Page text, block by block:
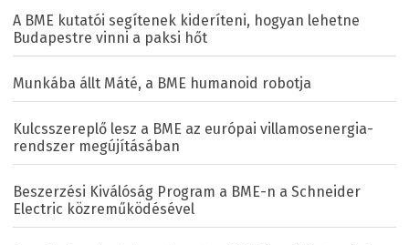
A BME kutatói segítenek kideríteni, hogyan lehetne
Budapestre vinni a paksi hőt
Munkába állt Máté, a BME humanoid robotja
Kulcsszereplő lesz a BME az európai villamosenergia-
rendszer megújításában
Beszerzési Kiválóság Program a BME-n a Schneider
Electric közreműködésével